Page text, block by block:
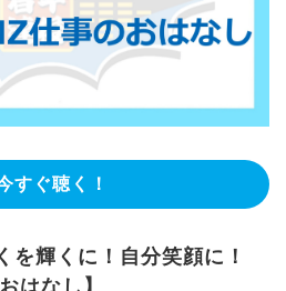
すぐ聴く！
を輝くに！自分笑顔に！